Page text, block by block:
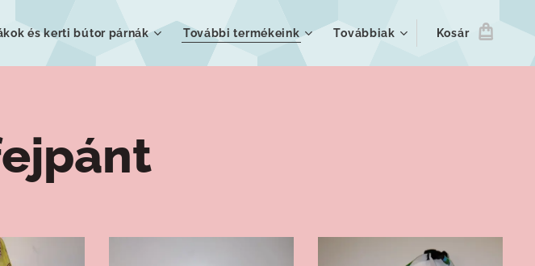
és kerti bútor párnák További termékeink Továbbiak Kosár